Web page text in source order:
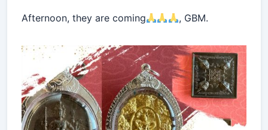
Afternoon, they are coming , GBM.